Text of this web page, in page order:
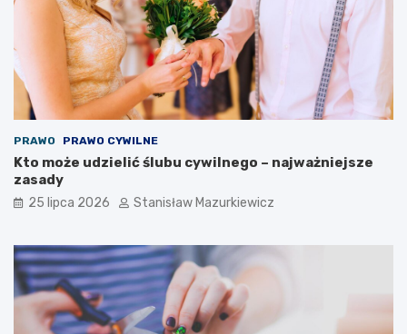
PRAWO PRAWO CYWILNE
Kto może udzielić ślubu cywilnego – najważniejsze
zasady
25 lipca 2026 Stanisław Mazurkiewicz